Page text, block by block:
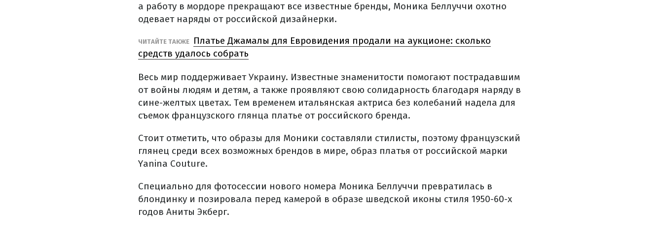
а работу в мордоре прекращают все известные бренды, Моника Беллуччи охотно
одевает наряды от российской дизайнерки.
ЧИТАЙТЕ ТАКЖЕ
Платье Джамалы для Евровидения продали на аукционе: сколько
средств удалось собрать
Весь мир поддерживает Украину. Известные знаменитости помогают пострадавшим
от войны людям и детям, а также проявляют свою солидарность благодаря наряду в
сине-желтых цветах. Тем временем итальянская актриса без колебаний надела для
съемок французского глянца платье от российского бренда.
Стоит отметить, что образы для Моники составляли стилисты, поэтому французский
глянец среди всех возможных брендов в мире, образ платья от российской марки
Yanina Couture.
Специально для фотосессии нового номера Моника Беллуччи превратилась в
блондинку и позировала перед камерой в образе шведской иконы стиля 1950-60-х
годов Аниты Экберг.